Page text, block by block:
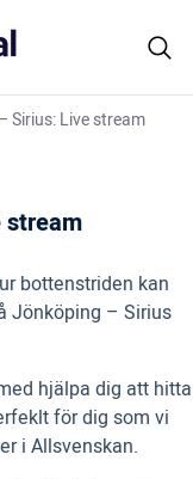
Sirius: Live stream
stream
bottenstriden kan
Jönköping – Sirius
hjälpa dig att hitta
för dig som vi
i Allsvenskan.